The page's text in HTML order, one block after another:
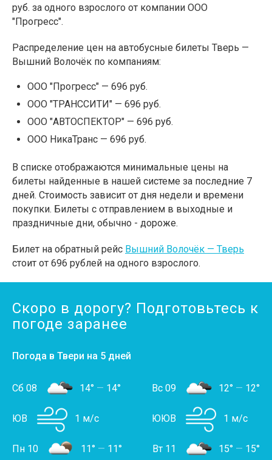
руб. за одного взрослого от компании ООО
"Прогресс".
Распределение цен на автобусные билеты Тверь —
Вышний Волочёк по компаниям:
ООО "Прогресс" — 696 руб.
ООО "ТРАНССИТИ" — 696 руб.
ООО "АВТОСПЕКТОР" — 696 руб.
ООО НикаТранс — 696 руб.
В списке отображаются минимальные цены на
билеты найденные в нашей системе за последние 7
дней. Стоимость зависит от дня недели и времени
покупки. Билеты с отправлением в выходные и
праздничные дни, обычно - дороже.
Билет на обратный рейс Вышний Волочёк — Тверь
стоит от 696 рублей на одного взрослого.
Скоро в дорогу? Подготовьтесь к
погоде заранее
Погода в Твери на 5 дней
Сб 08 14° — 14°
ЮВ 1 м/с
Вс 09 12° — 12°
ЮЮВ 1 м/с
Пн 10 11° — 11° Вт 11 15° — 15°